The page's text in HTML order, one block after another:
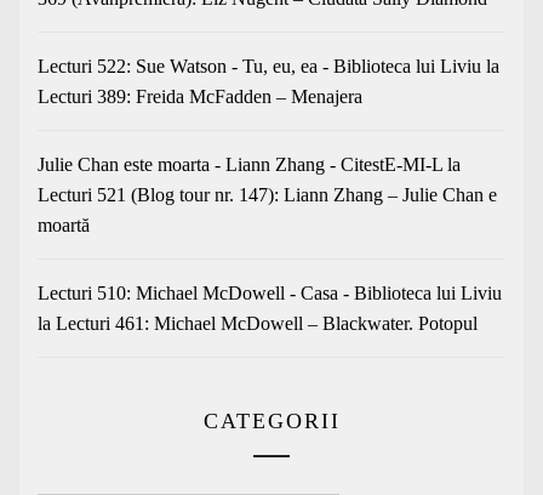
Lecturi 522: Sue Watson - Tu, eu, ea - Biblioteca lui Liviu la
Lecturi 389: Freida McFadden – Menajera
Julie Chan este moarta - Liann Zhang - CitestE-MI-L la
Lecturi 521 (Blog tour nr. 147): Liann Zhang – Julie Chan e
moartă
Lecturi 510: Michael McDowell - Casa - Biblioteca lui Liviu
la Lecturi 461: Michael McDowell – Blackwater. Potopul
CATEGORII